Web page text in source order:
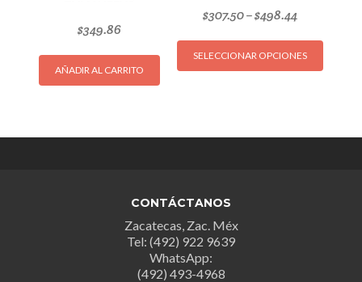
$349.86
AÑADIR AL CARRITO
$307.50–$498.44
SELECCIONAR OPCIONES
Este
Las
CONTÁCTANOS
Zacatecas, Zac. Méx
Tel: (492) 922 9639
WhatsApp:
(492) 493-4968